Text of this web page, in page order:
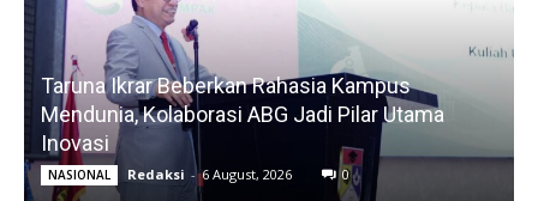
Taruna Ikrar Beberkan Rahasia Kampus
Mendunia, Kolaborasi ABG Jadi Pilar Utama
Inovasi
NASIONAL Redaksi - 6 August, 2026 0